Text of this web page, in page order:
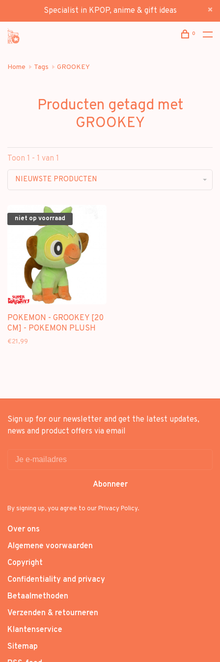
Specialist in KPOP, anime & gift ideas
0
Home Tags GROOKEY
Producten getagd met
GROOKEY
Toon 1 - 1 van 1
NIEUWSTE PRODUCTEN
niet op voorraad
POKEMON - GROOKEY [20
CM] - POKEMON PLUSH
€21,99
Sign up for our newsletter and get the latest updates,
news and product offers via email
Abonneer
By signing up, you agree to our Privacy Policy.
Over ons
Algemene voorwaarden
Copyright
Confidentiality and privacy
Betaalmethoden
Verzenden & retourneren
Klantenservice
Sitemap